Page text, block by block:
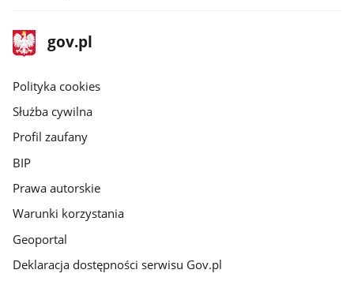
stopka
gov.pl
Strona
gov.pl
gov.pl
Polityka cookies
Służba cywilna
Profil zaufany
BIP
Prawa autorskie
Warunki korzystania
Geoportal
Deklaracja dostępności serwisu Gov.pl